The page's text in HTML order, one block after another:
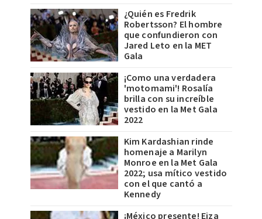
¿Quién es Fredrik
Robertsson? El hombre
que confundieron con
Jared Leto en la MET
Gala
¡Como una verdadera
'motomami'! Rosalía
brilla con su increíble
vestido en la Met Gala
2022
Kim Kardashian rinde
homenaje a Marilyn
Monroe en la Met Gala
2022; usa mítico vestido
con el que cantó a
Kennedy
¡México presente! Eiza